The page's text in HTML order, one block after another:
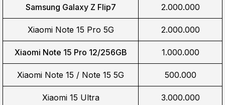
Samsung Galaxy Z Flip7 2.000.000
Xiaomi Note 15 Pro 5G 2.000.000
Xiaomi Note 15 Pro 12/256GB 1.000.000
Xiaomi Note 15 / Note 15 5G 500.000
Xiaomi 15 Ultra 3.000.000